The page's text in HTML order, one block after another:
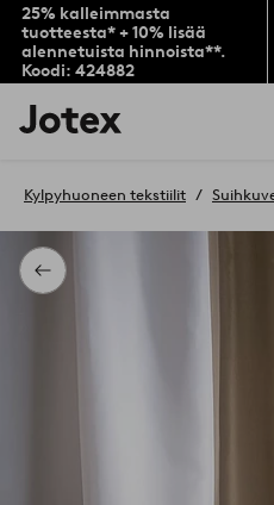
25% kalleimmasta
tuotteesta* + 10% lisää
alennetuista hinnoista**.
Koodi: 424882
Jotex-
logo
aloitussivulle
Takaisin
Kylpyhuoneen tekstiilit